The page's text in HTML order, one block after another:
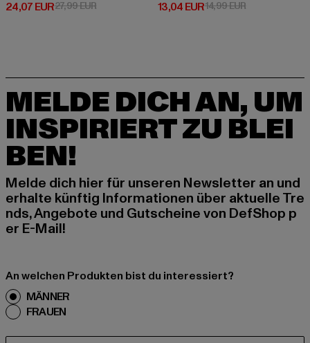
24,07 EUR
Derzeitiger Preis: 24,07 EUR
27,99 EURAktionspreis: 27,99 EUR
13,04 EUR
Derzeitiger Preis: 13,04 EUR
14,99 EURAktionspreis:
MELDE DICH AN, UM
INSPIRIERT ZU BLEI
BEN!
Melde dich hier für unseren Newsletter an und
erhalte künftig Informationen über aktuelle Tre
nds, Angebote und Gutscheine von DefShop p
er E-Mail!
An welchen Produkten bist du interessiert?
MÄNNER
FRAUEN